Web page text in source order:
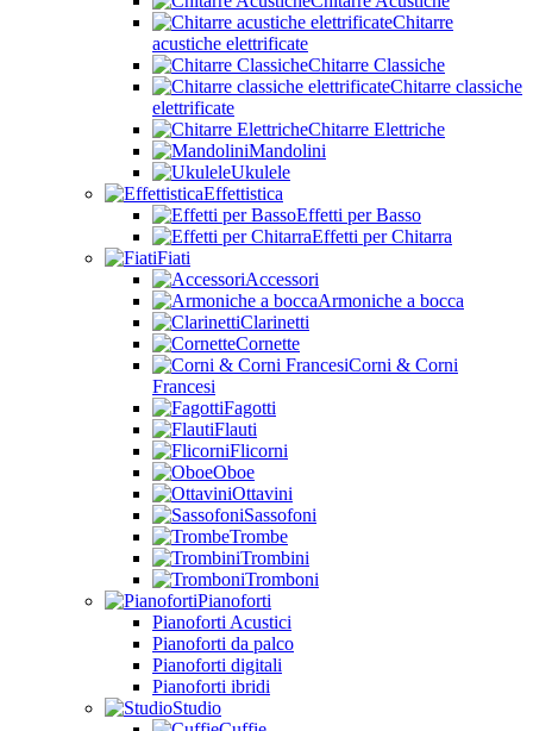
Chitarre
acustiche elettrificate
Chitarre Classiche
Chitarre classiche
elettrificate
Chitarre Elettriche
Mandolini
Ukulele
Effettistica
Effetti per Basso
Effetti per Chitarra
Fiati
Accessori
Armoniche a bocca
Clarinetti
Cornette
Corni & Corni
Francesi
Fagotti
Flauti
Flicorni
Oboe
Ottavini
Sassofoni
Trombe
Trombini
Tromboni
Pianoforti
Pianoforti Acustici
Pianoforti da palco
Pianoforti digitali
Pianoforti ibridi
Studio